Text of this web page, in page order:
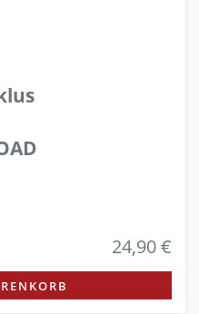
24,90 €